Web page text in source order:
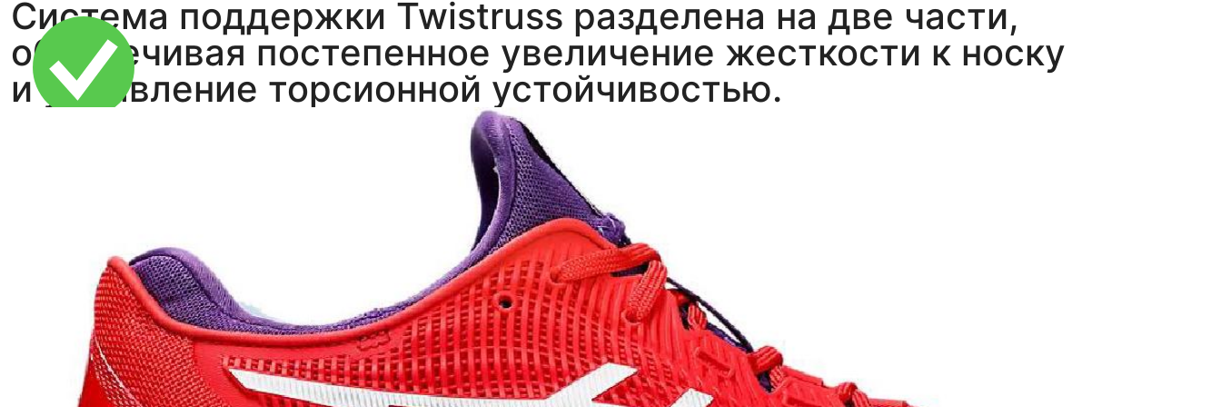
Если придёт подделка — вернём деньги
в трёхкратном размере.
Как мы провеяем товары
Система поддержки Twistruss разделена на две части,
обеспечивая постепенное увеличение жесткости к носку
и управление торсионной устойчивостью.